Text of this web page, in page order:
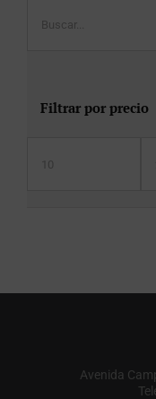
Filtrar por precio
Precio
Precio
Avenida